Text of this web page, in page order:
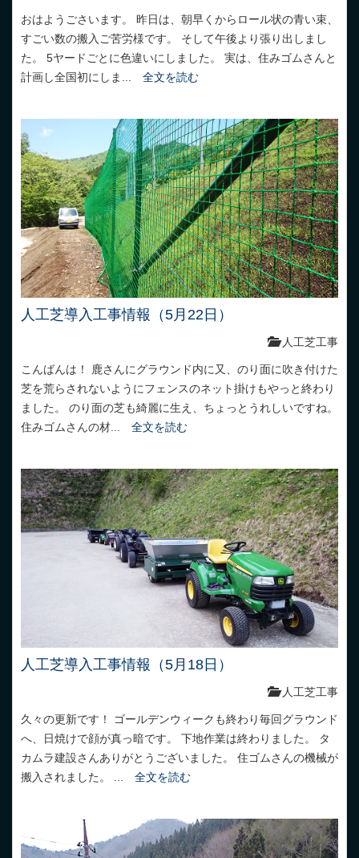
おはようごさいます。 昨日は、朝早くからロール状の青い束、
すごい数の搬入ご苦労様です。 そして午後より張り出しまし
た。 5ヤードごとに色違いにしました。 実は、住みゴムさんと
計画し全国初にしま... 全文を読む
人工芝導入工事情報（5月22日）
人工芝工事
こんばんは！ 鹿さんにグラウンド内に又、のり面に吹き付けた
芝を荒らされないようにフェンスのネット掛けもやっと終わり
ました。 のり面の芝も綺麗に生え、ちょっとうれしいですね。
住みゴムさんの材... 全文を読む
人工芝導入工事情報（5月18日）
人工芝工事
久々の更新です！ ゴールデンウィークも終わり毎回グラウンド
へ、日焼けで顔が真っ暗です。 下地作業は終わりました。 タ
カムラ建設さんありがとうございました。 住ゴムさんの機械が
搬入されました。 ... 全文を読む